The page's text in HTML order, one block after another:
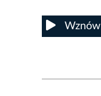
Wznów